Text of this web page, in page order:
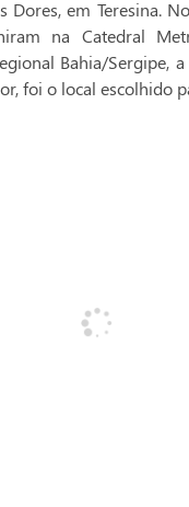
Dores, em Teresina.
na Catedral
Bahia/Sergipe,
foi o local escolhido